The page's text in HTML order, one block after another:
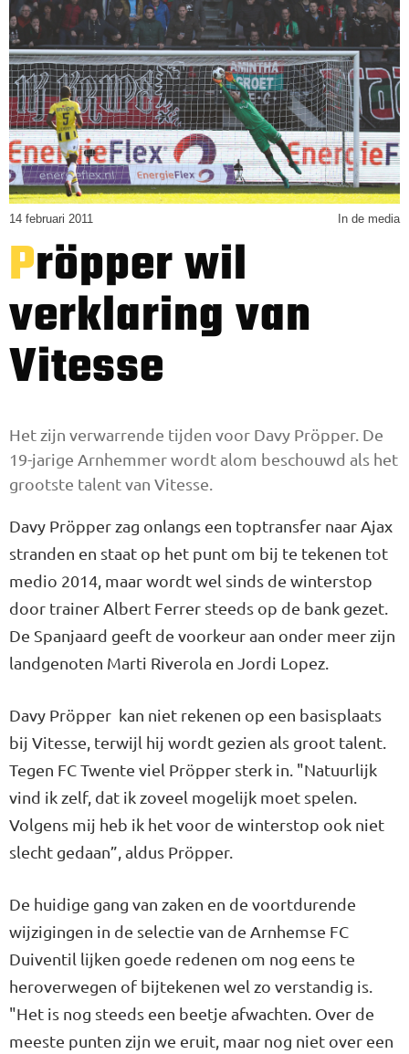
14 februari 2011 In de media
Pröpper wil
verklaring van
Vitesse
Het zijn verwarrende tijden voor Davy Pröpper. De
19-jarige Arnhemmer wordt alom beschouwd als het
grootste talent van Vitesse.
Davy Pröpper zag onlangs een toptransfer naar Ajax
stranden en staat op het punt om bij te tekenen tot
medio 2014, maar wordt wel sinds de winterstop
door trainer Albert Ferrer steeds op de bank gezet.
De Spanjaard geeft de voorkeur aan onder meer zijn
landgenoten Marti Riverola en Jordi Lopez.
Davy Pröpper kan niet rekenen op een basisplaats
bij Vitesse, terwijl hij wordt gezien als groot talent.
Tegen FC Twente viel Pröpper sterk in. "Natuurlijk
vind ik zelf, dat ik zoveel mogelijk moet spelen.
Volgens mij heb ik het voor de winterstop ook niet
slecht gedaan”, aldus Pröpper.
De huidige gang van zaken en de voortdurende
wijzigingen in de selectie van de Arnhemse FC
Duiventil lijken goede redenen om nog eens te
heroverwegen of bijtekenen wel zo verstandig is.
"Het is nog steeds een beetje afwachten. Over de
meeste punten zijn we eruit, maar nog niet over een